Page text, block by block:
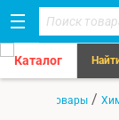
Каталог
Все товары /